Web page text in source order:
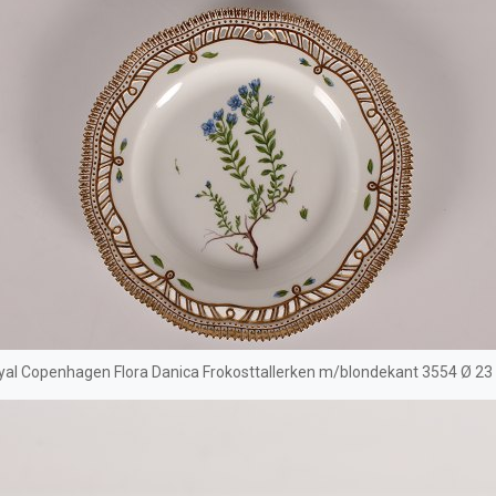
Copenhagen Flora Danica Frokosttallerken m/blondekant 3554 Ø 23